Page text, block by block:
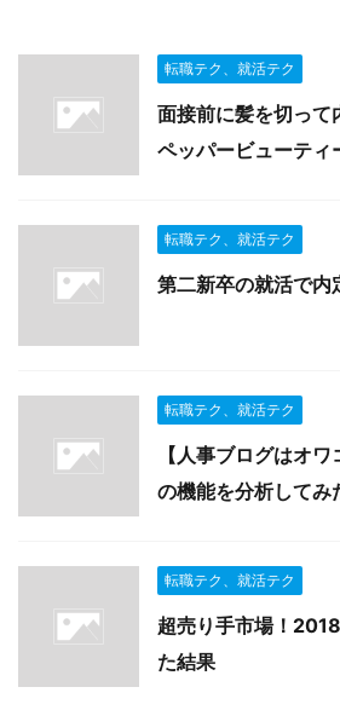
転職テク、就活テク
面接前に髪を切って
ペッパービューティ
転職テク、就活テク
第二新卒の就活で内
転職テク、就活テク
【人事ブログはオ
の機能を分析してみ
転職テク、就活テク
超売り手市場！
た結果